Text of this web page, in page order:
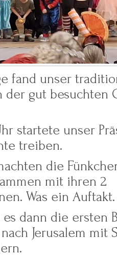
fand unser
der gut besuchten
startete unser
treiben.
die
mit ihren 2
Was ein Auftakt.
es dann die ersten
Jerusalem mit